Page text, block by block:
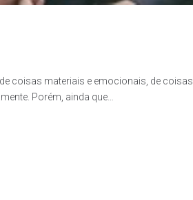
coisas materiais e emocionais, de coisas
Porém, ainda que…